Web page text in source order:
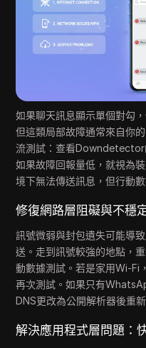
如果聊天訊息顯示單個對勾
但這類局部故障通常來自你
流測試：查看
如果故障回報量低，就視為
境下無法傳送訊息，但行動
修復網路層阻礙與不穩
訊號微弱與封包遺失可能導
送。走到訊號較強的地點，
動數據測試。若是家用Wi-Fi
再次測試。如果只有
DNS更改為公開解析器後重新
解決應用程式層問題：